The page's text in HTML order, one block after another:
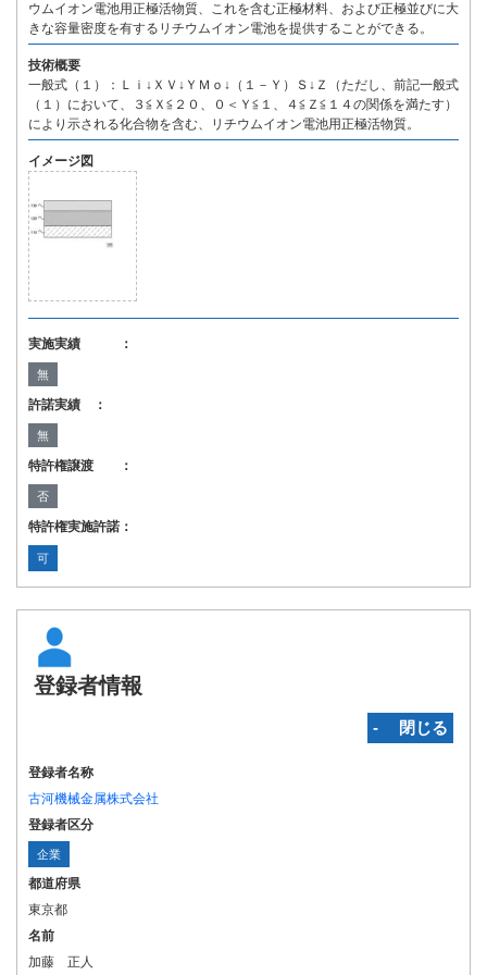
ウムイオン電池用正極活物質、これを含む正極材料、および正極並びに大
きな容量密度を有するリチウムイオン電池を提供することができる。
技術概要
一般式（１）：Ｌｉ↓ＸＶ↓ＹＭｏ↓（１－Ｙ）Ｓ↓Ｚ（ただし、前記一般式
（１）において、３≦Ｘ≦２０、０＜Ｙ≦１、４≦Ｚ≦１４の関係を満たす）
により示される化合物を含む、リチウムイオン電池用正極活物質。
イメージ図
実施実績 ：
無
許諾実績 ：
無
特許権譲渡 ：
否
特許権実施許諾：
可
登録者情報
‐ 閉じる
登録者名称
古河機械金属株式会社
登録者区分
企業
都道府県
東京都
名前
加藤 正人